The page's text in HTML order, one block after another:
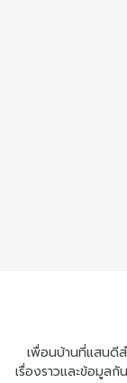
เพื่อนบ้านที่แสนดีส
เรื่องราวและข้อมูลกั